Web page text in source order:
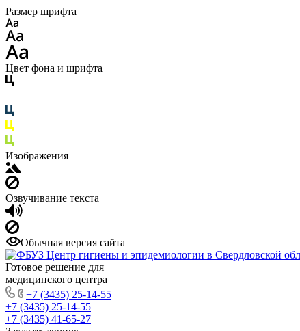
Размер шрифта
Цвет фона и шрифта
Изображения
Озвучивание текста
Обычная версия сайта
Готовое решение для
медицинского центра
+7 (3435) 25-14-55
+7 (3435) 25-14-55
+7 (3435) 41-65-27